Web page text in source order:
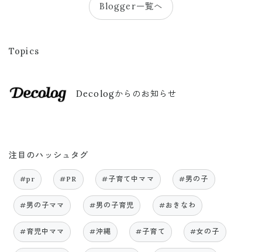
Blogger一覧へ
Topics
Decologからのお知らせ
注目のハッシュタグ
#pr #PR #子育て中ママ #男の子
#男の子ママ #男の子育児 #おきなわ
#育児中ママ #沖縄 #子育て #女の子